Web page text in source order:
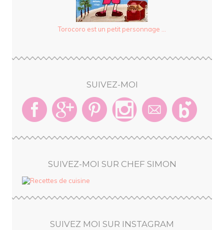
Torocoro est un petit personnage ...
SUIVEZ-MOI
SUIVEZ-MOI SUR CHEF SIMON
SUIVEZ MOI SUR INSTAGRAM